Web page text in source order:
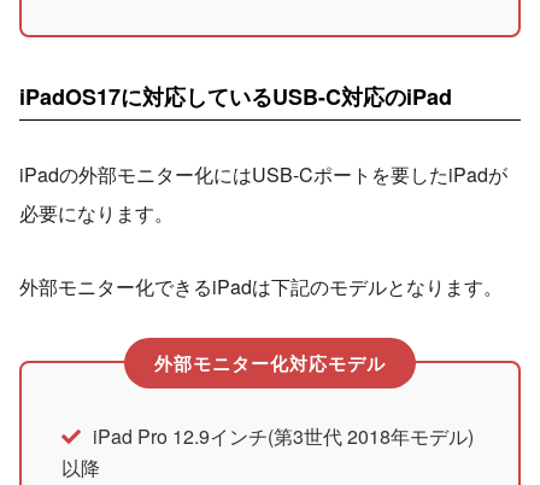
iPadOS17に対応しているUSB-C対応のiPad
iPadの外部モニター化にはUSB-Cポートを要したiPadが
必要になります。
外部モニター化できるiPadは下記のモデルとなります。
外部モニター化対応モデル
iPad Pro 12.9インチ(第3世代 2018年モデル)
以降